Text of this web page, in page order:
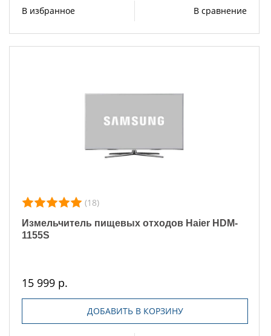
В избранное В сравнение
(18)
Измельчитель пищевых отходов Haier HDM-
1155S
15 999 р.
ДОБАВИТЬ В КОРЗИНУ